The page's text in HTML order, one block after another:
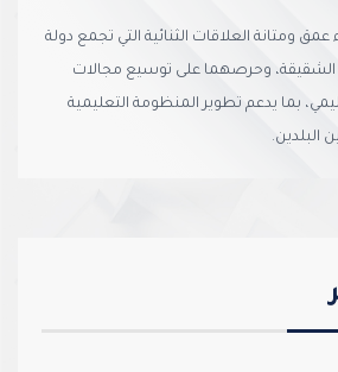
عمق ومتانة العلاقات الثنائية التي تجمع دولة
الشقيقة، وحرصهما على توسيع مجالات
بما يدعم تطوير المنظومة التعليمية
البلدين.